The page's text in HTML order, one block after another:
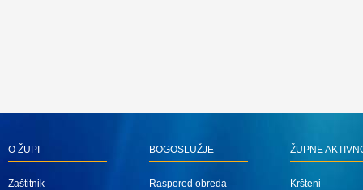
O ŽUPI
Zaštitnik
BOGOSLUŽJE
Raspored obreda
ŽUPNE
Kršteni